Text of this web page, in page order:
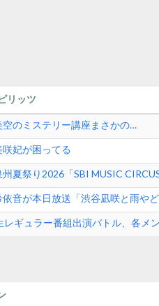
リッツ
空のミステリー講座まさかの…
咲妃が困ってる
州夏祭り2026「SBI MUSIC
依音が本日放送「渋谷凪咲と雨や
レギュラー番組出演バトル、各メ